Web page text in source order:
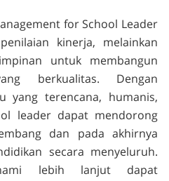
for School Leader
kinerja, melainkan
untuk membangun
berkualitas. Dengan
yang terencana, humanis,
leader dapat mendorong
dan pada akhirnya
secara menyeluruh.
lebih lanjut dapat